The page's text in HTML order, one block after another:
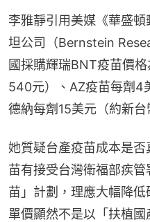
李雅靜引用美媒《華盛
坦公司（Bernstein
國採購輝瑞BNT疫苗價
540元）、AZ疫苗每劑4
德納每劑15美元（約新台
她質疑台產疫苗成本是
苗有接受台灣衛福部疾
苗」計劃，理應大幅降
單價顯然不是以「扶植